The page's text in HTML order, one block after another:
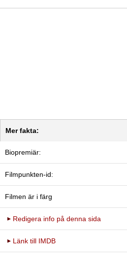
Mer fakta:
Biopremiär:
Filmpunkten-id:
Filmen är i färg
Redigera info på denna sida
Länk till IMDB